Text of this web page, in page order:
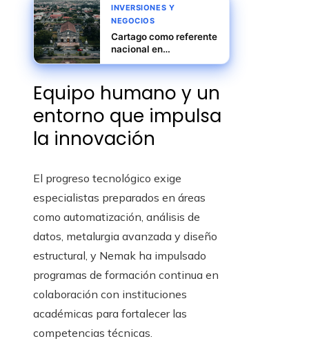
INVERSIONES Y
NEGOCIOS
Cartago como referente
nacional en
crecimiento exportador
sostenible y
automatización
Equipo humano y un
entorno que impulsa
la innovación
El progreso tecnológico exige
especialistas preparados en áreas
como automatización, análisis de
datos, metalurgia avanzada y diseño
estructural, y Nemak ha impulsado
programas de formación continua en
colaboración con instituciones
académicas para fortalecer las
competencias técnicas.